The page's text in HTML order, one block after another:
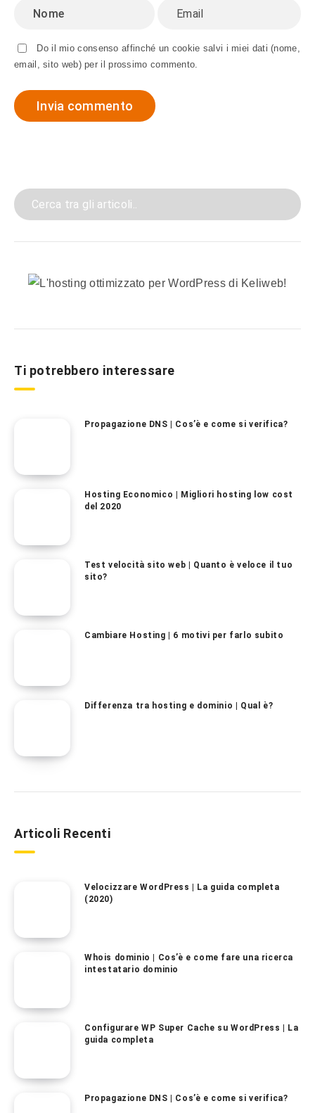
Do il mio consenso affinché un cookie salvi i miei dati (nome,
email, sito web) per il prossimo commento.
Ti potrebbero interessare
Propagazione DNS | Cos’è e come si verifica?
Hosting Economico | Migliori hosting low cost
del 2020
Test velocità sito web | Quanto è veloce il tuo
sito?
Cambiare Hosting | 6 motivi per farlo subito
Differenza tra hosting e dominio | Qual è?
Articoli Recenti
Velocizzare WordPress | La guida completa
(2020)
Whois dominio | Cos’è e come fare una ricerca
intestatario dominio
Configurare WP Super Cache su WordPress | La
guida completa
Propagazione DNS | Cos’è e come si verifica?